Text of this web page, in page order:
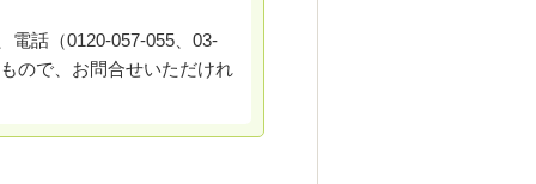
電話（0120-057-055 、03-
ので、お問合せいただけれ